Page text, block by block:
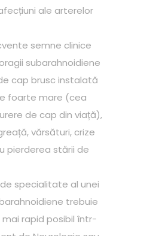
ale arterelor
semne clinice
subarahnoidiene
cap brusc instalată
foarte mare (cea
de cap din viață),
vărsături, crize
pierderea stării de
specialitate al unei
trebuie
rapid posibil într-